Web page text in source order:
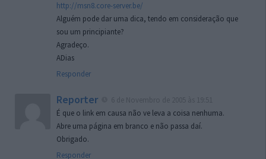
http://msn8.core-server.be/
Alguém pode dar uma dica, tendo em consideração que
sou um principiante?
Agradeço.
ADias
Responder
Reporter
É que o link em causa não ve leva a coisa nenhuma.
Abre uma página em branco e não passa daí.
Obrigado.
Responder